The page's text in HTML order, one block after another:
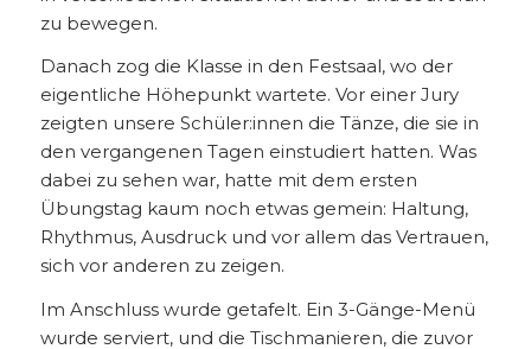
zu bewegen.
Danach zog die Klasse in den Festsaal, wo der
eigentliche Höhepunkt wartete. Vor einer Jury
zeigten unsere Schüler:innen die Tänze, die sie in
den vergangenen Tagen einstudiert hatten. Was
dabei zu sehen war, hatte mit dem ersten
Übungstag kaum noch etwas gemein: Haltung,
Rhythmus, Ausdruck und vor allem das Vertrauen,
sich vor anderen zu zeigen.
Im Anschluss wurde getafelt. Ein 3-Gänge-Menü
wurde serviert, und die Tischmanieren, die zuvor